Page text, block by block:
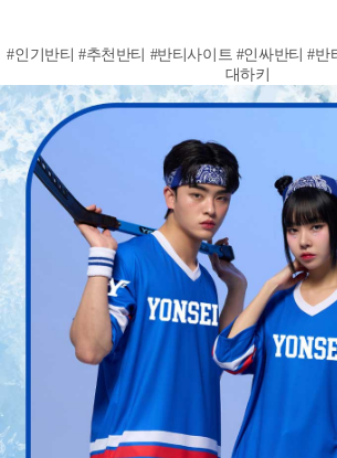
#인기반티 #추천반티 #반티사이트 #인싸반티 #반
대하키